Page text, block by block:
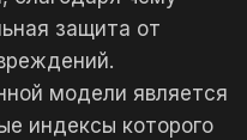
защита от
модели является
индексы которого